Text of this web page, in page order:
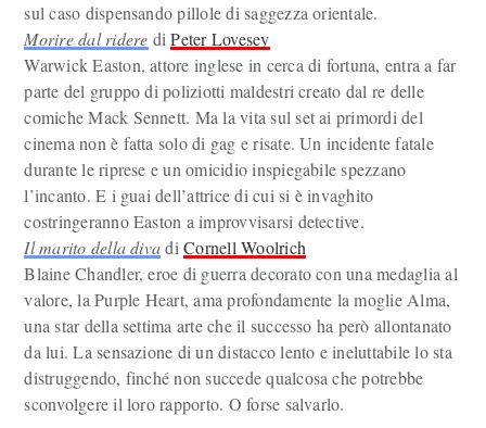
sul caso dispensando pillole di saggezza orientale.
Morire dal ridere diPeter Lovesey
Warwick Easton, attore inglese in cerca di fortuna, entra a far
parte del gruppo di poliziotti maldestri creato dal re delle
comiche Mack Sennett. Ma la vita sul set ai primordi del
cinema non è fatta solo di gag e risate. Un incidente fatale
durante le riprese e un omicidio inspiegabile spezzano
l’incanto. E i guai dell’attrice di cui si è invaghito
costringeranno Easton a improvvisarsi detective.
Il marito della divadiCornell Woolrich
Blaine Chandler, eroe di guerra decorato con una medaglia al
valore, la Purple Heart, ama profondamente la moglie Alma,
una star della settima arte che il successo ha però allontanato
da lui. La sensazione di un distacco lento e ineluttabile lo sta
distruggendo, finché non succede qualcosa che potrebbe
sconvolgere il loro rapporto. O forse salvarlo.